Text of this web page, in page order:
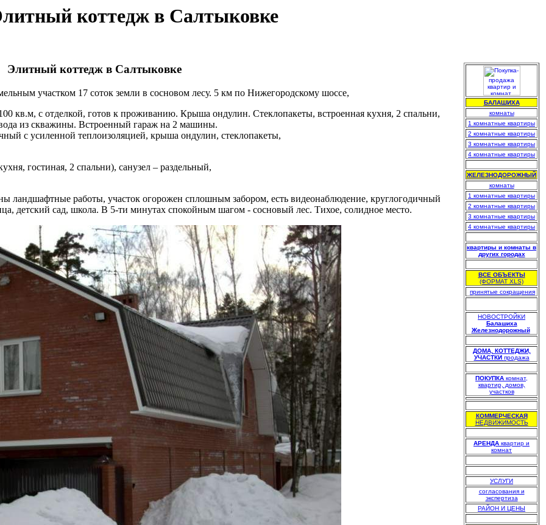
коттедж в Салтыковке
Элитный коттедж в Салтыковке
участком 17 соток земли в сосновом лесу. 5 км по Нижегородскому шоссе,
с отделкой, готов к проживанию. Крыша ондулин. Стеклопакеты, встроенная кухня, 2 спальни,
вода из скважины. Встроенный гараж на 2 машины.
с усиленной теплоизоляцией, крыша ондулин, стеклопакеты,
гостиная, 2 спальни), санузел – раздельный,
ландшафтные работы, участок огорожен сплошным забором, есть видеонаблюдение, круглогодичный
детский сад, школа. В 5-ти минутах спокойным шагом - сосновый лес. Тихое, солидное место.
БАЛАШИХА
комнаты
1 комнатные квартиры
2 комнатные квартиры
3 комнатные квартиры
4 комнатные квартиры
ЖЕЛЕЗНОДОРОЖНЫЙ
комнаты
1 комнатные квартиры
2 комнатные квартиры
3 комнатные квартиры
4 комнатные квартиры
квартиры и комнаты в
других городах
ВСЕ ОБЪЕКТЫ
(ФОРМАТ XLS)
принятые сокращения
НОВОСТРОЙКИ
Балашиха
Железнодорожный.
ДОМА, КОТТЕДЖИ,
УЧАСТКИ продажа
ПОКУПКА комнат,
квартир, домов,
участков
КОММЕРЧЕСКАЯ
НЕДВИЖИМОСТЬ
АРЕНДА квартир и
комнат
УСЛУГИ
согласования и
экспертиза
РАЙОН И ЦЕНЫ